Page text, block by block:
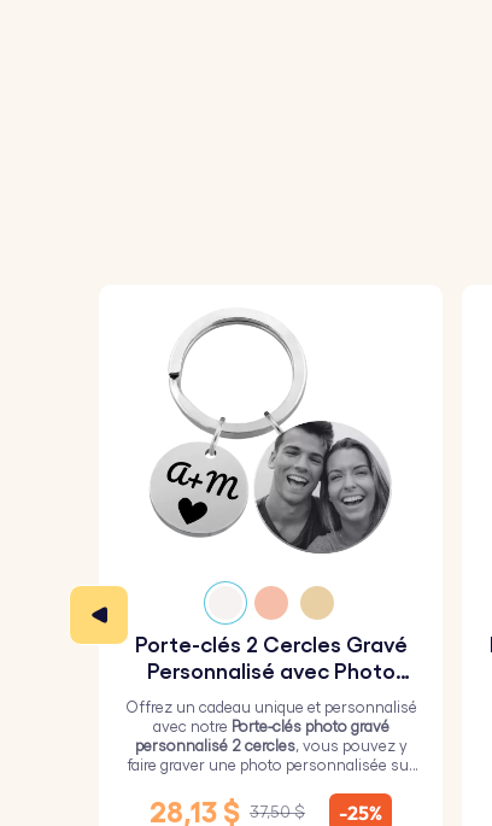
Porte-clés 2 Cercles Gravé
Personnalisé avec Photo
Gravée
Offrez un cadeau unique et personnalisé
avec notre Porte-clés photo gravé
personnalisé 2 cercles, vous pouvez y
faire graver une photo personnalisée sur
petit.
28,13 $ 37,50 $ -25%